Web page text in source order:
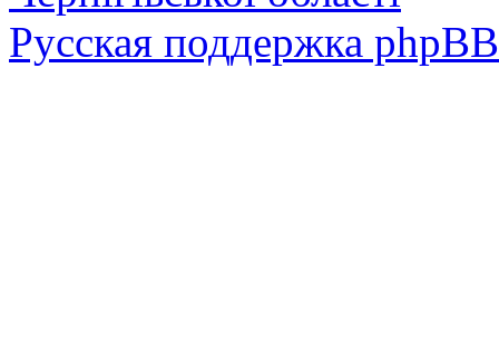
Русская поддержка phpBB